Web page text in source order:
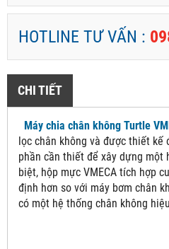
HOTLINE TƯ VẤN :
CHI TIẾT
Máy chia chân không Turtle
lọc chân không và được thiết kế
phần cần thiết để xây dựng một
biệt, hộp mực VMECA tích hợp
định hơn so với máy bơm chân
có một hệ thống chân không